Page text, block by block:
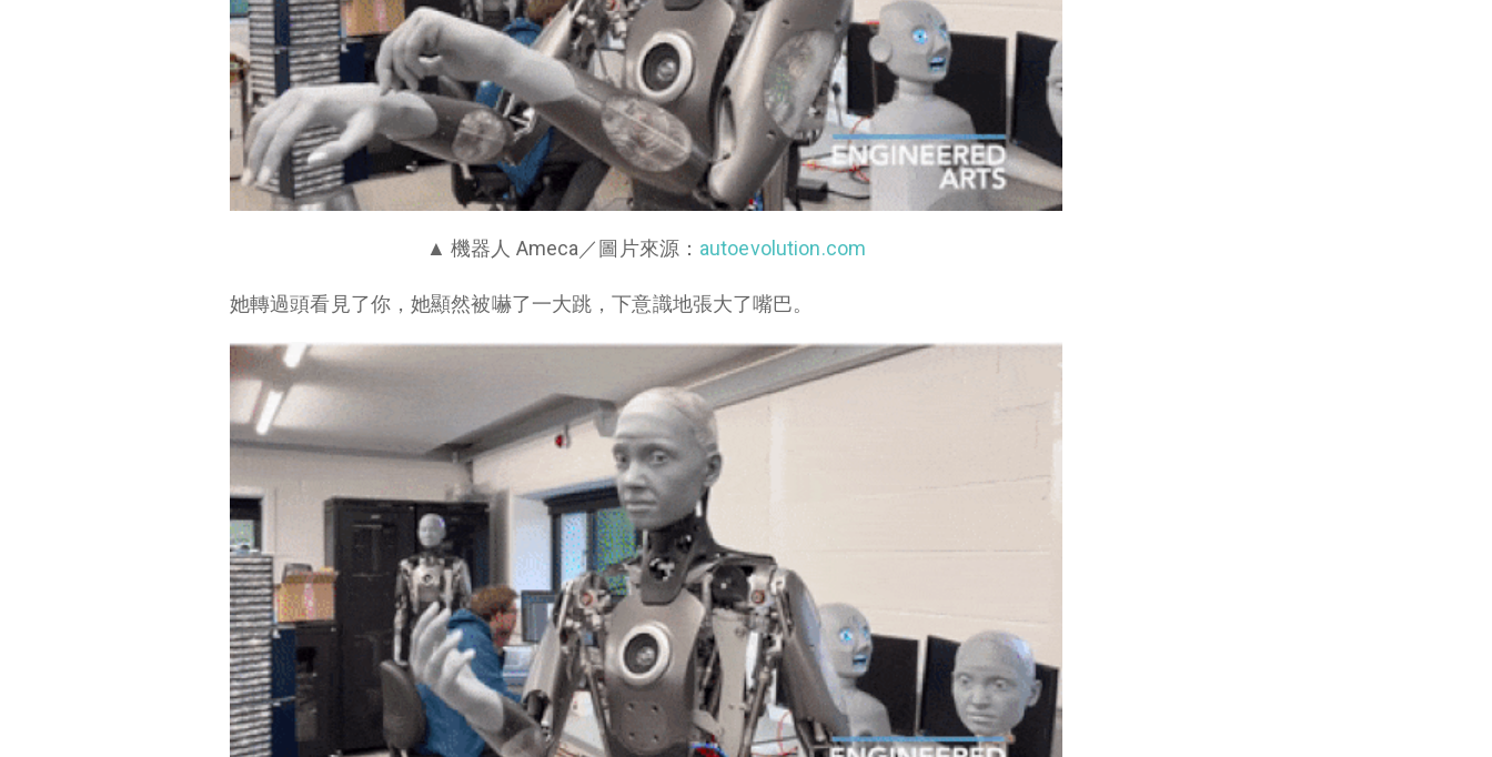
▲ 機器人 Ameca／圖片來源： autoevolution.com
她轉過頭看見了你，她顯然被嚇了一大跳，下意識地張大了嘴巴。